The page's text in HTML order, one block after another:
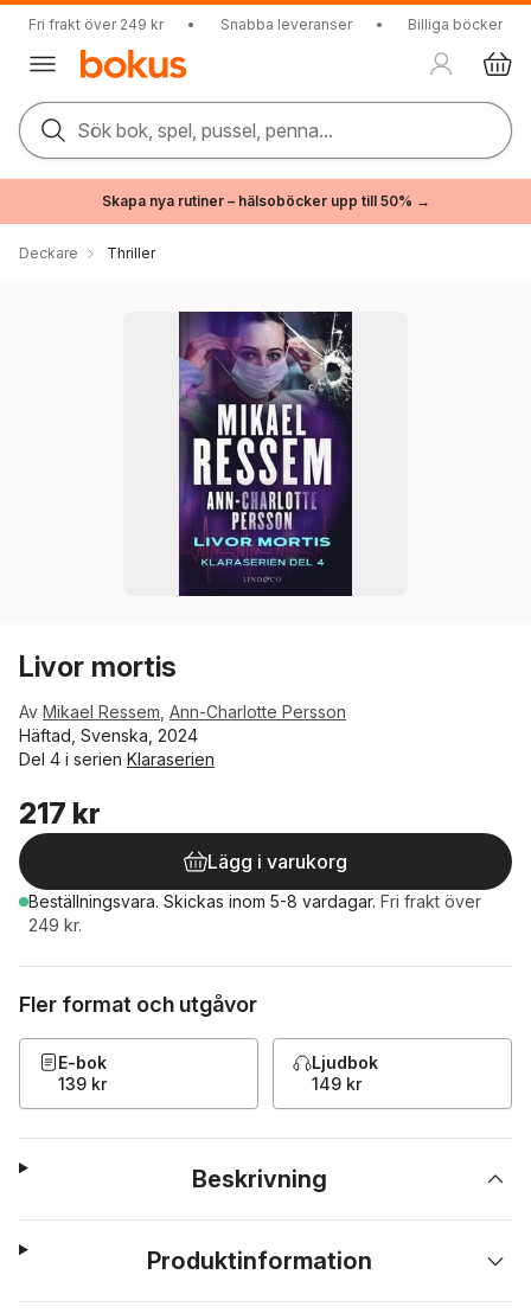
Fri frakt över 249 kr • Snabba leveranser • Billiga böcker
Sök bok, spel, pussel, penna...
Skapa nya rutiner – hälsoböcker upp till 50% →
Deckare Thriller
Livor mortis
Av Mikael Ressem Ann-Charlotte Persson
Häftad, Svenska, 2024
Del 4 i serien Klaraserien
217 kr
Lägg i varukorg
Beställningsvara. Skickas inom 5-8 vardagar. Fri frakt över
249 kr.
Fler format och utgåvor
E-bok
139 kr
Ljudbok
149 kr
Beskrivning
Produktinformation